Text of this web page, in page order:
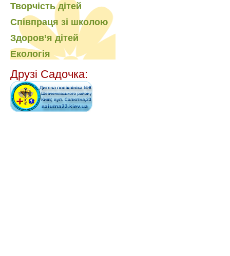
Творчість дітей
Співпраця зі школою
Здоров’я дітей
Екологія
Друзі Садочка: